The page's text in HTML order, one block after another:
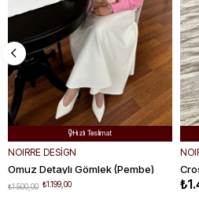
Ücretsiz Kargo
Hızlı Teslimat
Kolay Değişim
NOIRRE DESİGN
Omuz Detaylı Gömlek (Pembe)
₺1.199,00
₺1.500,00